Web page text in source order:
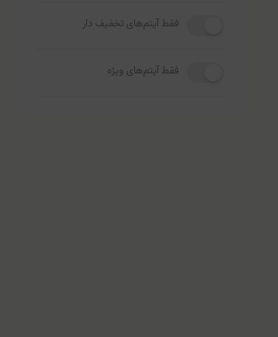
فقط آیتم‌های تخفیف دار
فقط آیتم‌های ویژه